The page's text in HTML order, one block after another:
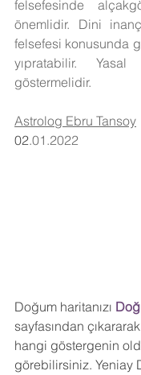
felsefesinde
önemlidir. Dini
felsefesi konusunda
yıpratabilir.
göstermelidir.
Astrolog Ebru Tansoy
02.01.2022
Doğum haritanızı
sayfasından
hangi göstergenin
görebilirsiniz. Yeniay